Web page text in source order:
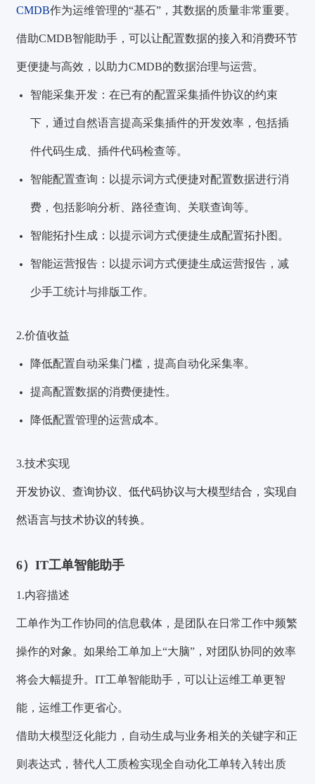
CMDB作为运维管理的“基石”，其数据的质量非常重要。
借助CMDB智能助手，可以让配置数据的接入和消费环节
更便捷与高效，以助力CMDB的数据治理与运营。
智能采集开发：在已有的配置采集插件协议的约束
下，通过自然语言提高采集插件的开发效率，包括插
件代码生成、插件代码检查等。
智能配置查询：以提示词方式便捷对配置数据进行消
费，包括影响分析、路径查询、关联查询等。
智能拓扑生成：以提示词方式便捷生成配置拓扑图。
智能运营报告：以提示词方式便捷生成运营报告，减
少手工统计与排版工作。
2.价值收益
降低配置自动采集门槛，提高自动化采集率。
提高配置数据的消费便捷性。
降低配置管理的运营成本。
3.技术实现
开发协议、查询协议、低代码协议与大模型结合，实现自
然语言与技术协议的转换。
6）IT工单智能助手
1.内容描述
工单作为工作协同的信息载体，是团队在日常工作中频繁
操作的对象。如果给工单加上“大脑”，对团队协同的效率
将会大幅提升。IT工单智能助手，可以让运维工单更智
能，运维工作更省心。
借助大模型泛化能力，自动生成与业务相关的关键字和正
则表达式，替代人工质检实现全自动化工单转入转出质